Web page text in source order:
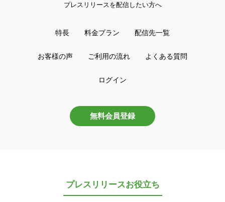
プレスリリースを配信したい方へ
特長 料金プラン 配信先一覧
お客様の声 ご利用の流れ よくある質問
ログイン
無料会員登録
プレスリリースお役立ち